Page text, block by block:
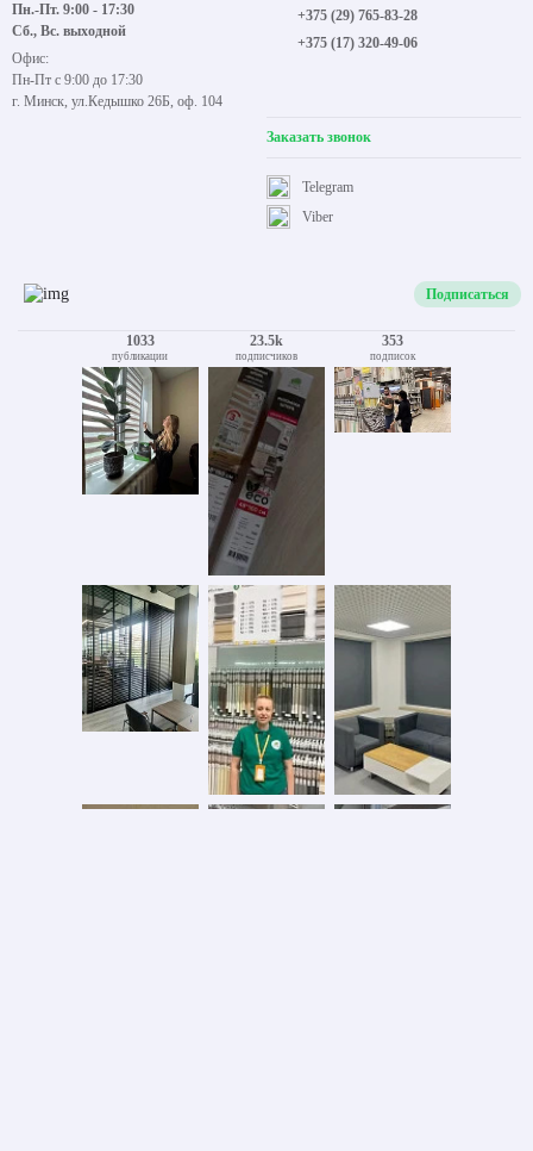
Пн.-Пт. 9:00 - 17:30
Сб., Вс. выходной
Офис:
Пн-Пт с 9:00 до 17:30
г. Минск, ул.Кедышко 26Б, оф. 104
+375 (29) 765-83-28
+375 (17) 320-49-06
Заказать звонок
Viber
Telegram
Подписаться
1033
публикации
23.5k
подписчиков
353
подписок